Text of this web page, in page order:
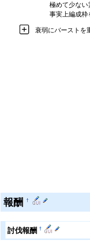
極めて少ない
事実上編成枠
衰弱にバーストを
報酬 †
討伐報酬†